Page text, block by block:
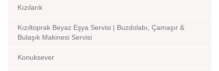
Kızılarık
Kızıltoprak Beyaz Eşya Servisi | Buzdolabı, Çamaşır &
Bulaşık Makinesi Servisi
Konuksever